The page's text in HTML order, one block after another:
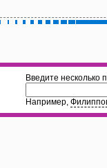
Введите несколько
Например,